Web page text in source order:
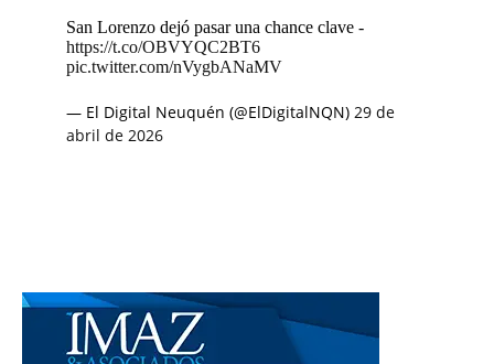
San Lorenzo dejó pasar una chance clave -
https://t.co/OBVYQC2BT6
pic.twitter.com/nVygbANaMV
— El Digital Neuquén (@ElDigitalNQN) 29 de
abril de 2026